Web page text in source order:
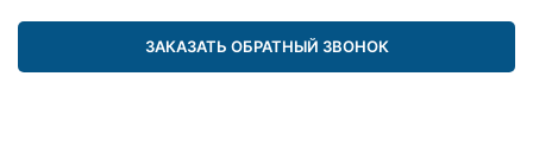
ЗАКАЗАТЬ ОБРАТНЫЙ ЗВОНОК